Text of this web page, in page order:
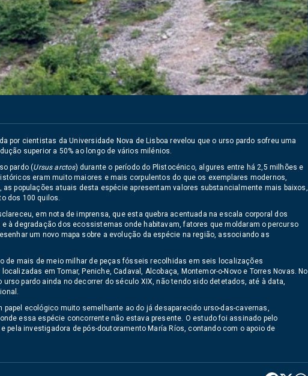
por cientistas da Universidade Nova de Lisboa revelou que o urso pardo sofreu uma
superior a 50% ao longo de vários milénios.
pardo (Ursus arctos) durante o período do Plistocénico, algures entre há 2,5 milhões e
eram muito maiores e mais corpulentos do que os exemplares modernos,
populações atuais desta espécie apresentam valores substancialmente mais baixos,
dos 100 quilos.
em nota de imprensa, que esta quebra acentuada na escala corporal dos
à degradação dos ecossistemas onde habitavam, fatores que moldaram o percurso
um novo mapa sobre a evolução da espécie na região, associando as
de mais de meio milhar de peças fósseis recolhidas em seis localizações
em Tomar, Peniche, Cadaval, Alcobaça, Montemor-o-Novo e Torres Novas. No
pardo ainda no decorrer do século XIX, não tendo sido detetados, até à data,
ecológico muito semelhante ao do já desaparecido urso-das-cavernas,
essa espécie concorrente não estava presente. O estudo foi assinado pelo
pela investigadora de pós-doutoramento María Ríos, contando com o apoio de